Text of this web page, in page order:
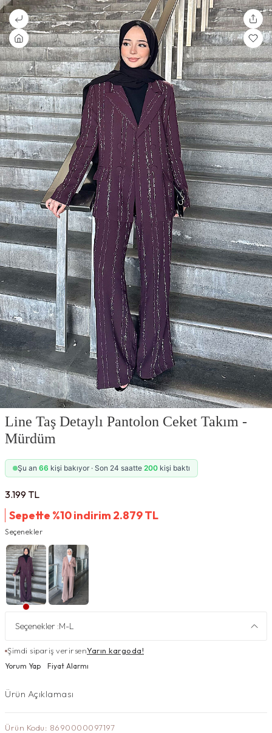
Line Taş Detaylı Pantolon Ceket Takım -
Mürdüm
Şu an 66 kişi bakıyor · Son 24 saatte 200 kişi baktı
3.199TL
Sepette %10 indirim 2.879TL
Seçenekler
Seçenekler :M-L
Şimdi sipariş verirsenYarın kargoda!
Yorum Yap Fiyat Alarmı
Ürün Açıklaması
Ürün Kodu: 8690000097197